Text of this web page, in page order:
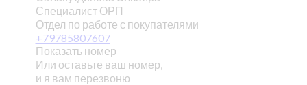
Специалист ОРП
Отдел по работе с покупателями
+79785807607
Показать номер
Или оставьте ваш номер,
и я вам перезвоню